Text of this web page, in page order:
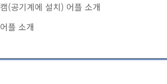
(공기계에 설치) 어플 소개
플 소개